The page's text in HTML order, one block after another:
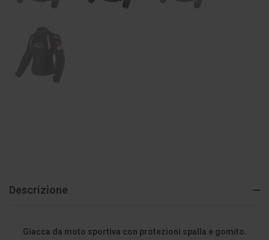
Descrizione
Giacca da moto sportiva con protezioni spalla e gomito.